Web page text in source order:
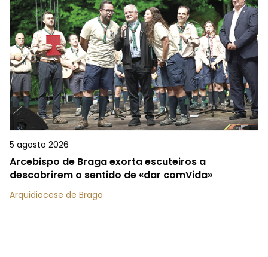
5 agosto 2026
Arcebispo de Braga exorta escuteiros a
descobrirem o sentido de «dar comVida»
Arquidiocese de Braga